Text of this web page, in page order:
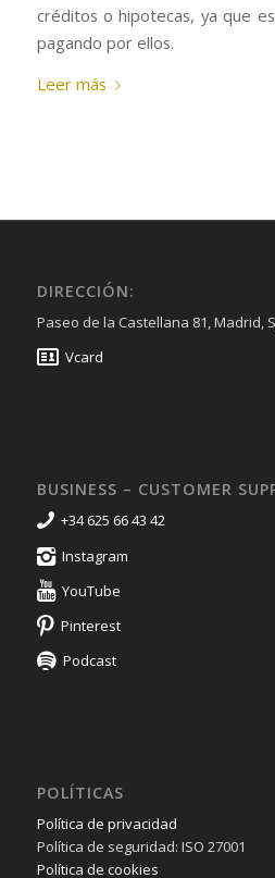
créditos o hipotecas, ya que
pagando por ellos.
Leer más
DIRECCIÓN:
Paseo de la Castellana 81, Madrid,
Vcard
BUSINESS – CUSTOMER
+34 625 66 43 42
Instagram
YouTube
Pinterest
Podcast
POLÍTICAS
Política de privacidad
Política de seguridad: ISO 27001
Política de cookies